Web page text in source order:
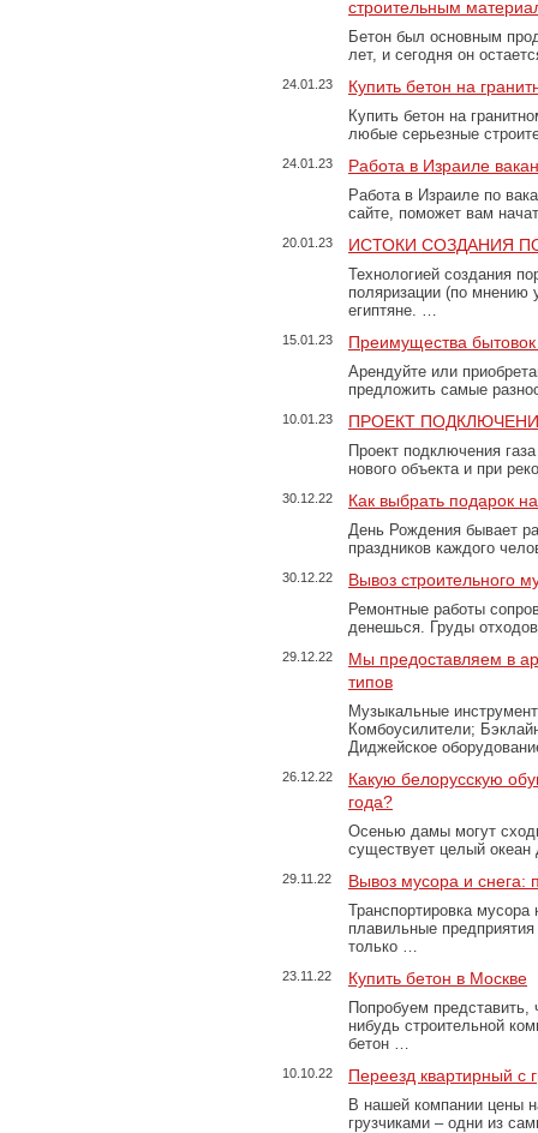
строительным
Бетон был основным
лет, и сегодня он
24.01.23 Купить бетон на
Купить бетон на
любые серьезные
24.01.23 Работа в Израиле
Работа в Израиле по
сайте, поможет вам
20.01.23 ИСТОКИ СОЗДАНИЯ
Технологией создания
поляризации (по
египтяне. …
15.01.23 Преимущества
Арендуйте или
предложить самые
10.01.23 ПРОЕКТ
Проект подключения
нового объекта и при
30.12.22 Как выбрать подарок
День Рождения бывает
праздников каждого
30.12.22 Вывоз строительного
Ремонтные работы
денешься. Груды
29.12.22
Мы предоставляем в
типов
Музыкальные
Комбоусилители;
Диджейское
26.12.22
Какую белорусскую
года?
Осенью дамы могут
существует целый
29.11.22 Вывоз мусора и
Транспортировка
плавильные
только …
23.11.22 Купить бетон в Москве
Попробуем представить,
нибудь строительной
бетон …
10.10.22 Переезд квартирный с
В нашей компании цены
грузчиками – одни из